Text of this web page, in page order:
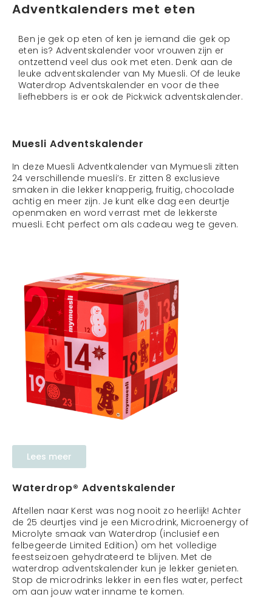
Adventkalenders met eten
Ben je gek op eten of ken je iemand die gek op
eten is? Adventskalender voor vrouwen zijn er
ontzettend veel dus ook met eten. Denk aan de
leuke adventskalender van My Muesli. Of de leuke
Waterdrop Adventskalender en voor de thee
liefhebbers is er ook de Pickwick adventskalender.
Muesli Adventskalender
In deze Muesli Adventkalender van Mymuesli zitten
24 verschillende muesli’s. Er zitten 8 exclusieve
smaken in die lekker knapperig, fruitig, chocolade
achtig en meer zijn. Je kunt elke dag een deurtje
openmaken en word verrast met de lekkerste
muesli. Echt perfect om als cadeau weg te geven.
Lees meer
Waterdrop® Adventskalender
Aftellen naar Kerst was nog nooit zo heerlijk! Achter
de 25 deurtjes vind je een Microdrink, Microenergy of
Microlyte smaak van Waterdrop (inclusief een
felbegeerde Limited Edition) om het volledige
feestseizoen gehydrateerd te blijven. Met de
waterdrop adventskalender kun je lekker genieten.
Stop de microdrinks lekker in een fles water, perfect
om aan jouw water inname te komen.